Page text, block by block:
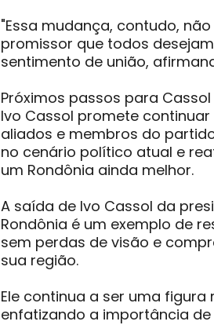
"Essa mudança, contudo,
promissor que todos
sentimento de união,
Próximos passos para Cassol
Ivo Cassol promete
aliados e membros do
no cenário político atual e
um Rondônia ainda melhor.
A saída de Ivo Cassol da
Rondônia é um exemplo de
sem perdas de visão e
sua região.
Ele continua a ser uma
enfatizando a importância